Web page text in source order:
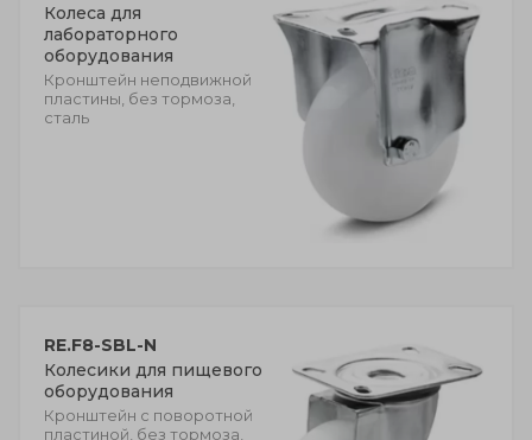
Колеса для
лабораторного
оборудования
Кронштейн неподвижной
пластины, без тормоза,
сталь
RE.F8-SBL-N
Колесики для пищевого
оборудования
Кронштейн с поворотной
пластиной, без тормоза,